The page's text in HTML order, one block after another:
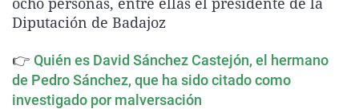
La rosa de los vientos
Como el perro y el
Caso
Equipo de
Extremadura
La Rioja
Virales
Elecciones
Diputación de Badajoz
👉 Quién es David Sánchez Castejón, el hermano
de Pedro Sánchez, que ha sido citado como
investigado por malversación